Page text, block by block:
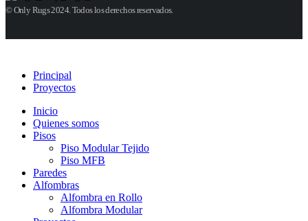
© Only Rugs 2024. Todos los derechos reservados.
Principal
Proyectos
Inicio
Quienes somos
Pisos
Piso Modular Tejido
Piso MFB
Paredes
Alfombras
Alfombra en Rollo
Alfombra Modular